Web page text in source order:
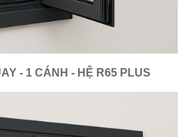
- 1 CÁNH - HỆ R65 PLUS